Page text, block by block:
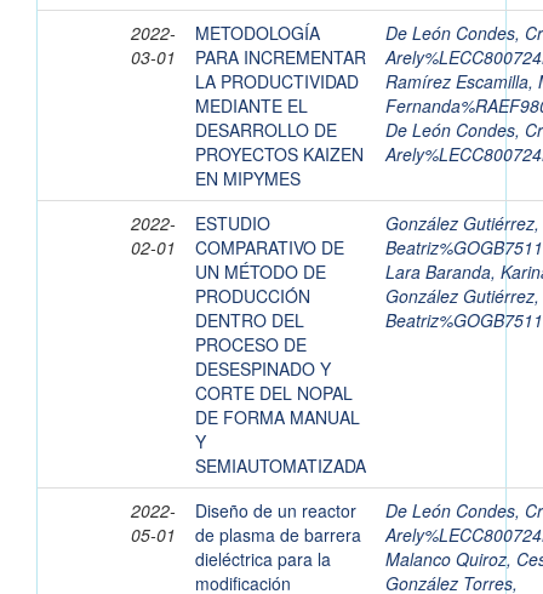
2022-
03-01
METODOLOGÍA
PARA INCREMENTAR
LA PRODUCTIVIDAD
MEDIANTE EL
DESARROLLO DE
PROYECTOS KAIZEN
EN MIPYMES
De León Condes,
Ramírez Escamilla,
De León Condes,
2022-
02-01
ESTUDIO
COMPARATIVO DE
UN MÉTODO DE
PRODUCCIÓN
DENTRO DEL
PROCESO DE
DESESPINADO Y
CORTE DEL NOPAL
DE FORMA MANUAL
Y
SEMIAUTOMATIZADA
González Gutiérrez,
Lara Baranda,
González Gutiérrez,
2022-
05-01
Diseño de un reactor
de plasma de barrera
dieléctrica para la
modificación
De León Condes,
Malanco Quiroz,
González Torres,